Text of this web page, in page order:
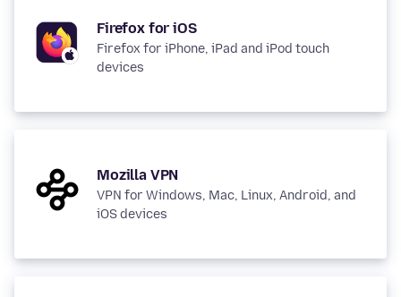
Firefox for iOS
Firefox for iPhone, iPad and iPod touch
devices
Mozilla VPN
VPN for Windows, Mac, Linux, Android, and
iOS devices